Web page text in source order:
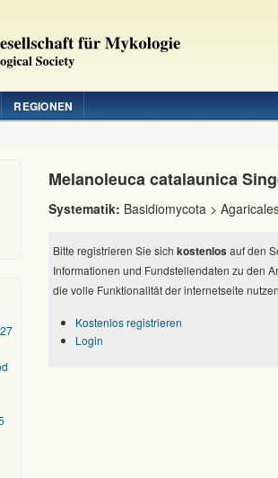
REGIONEN
Melanoleuca catalaunica
Systematik: Basidiomycota >
Bitte registrieren Sie sich kostenlos auf den
Informationen und Fundstellendaten zu den
die volle Funktionalität der internetseite
Kostenlos registrieren
Login